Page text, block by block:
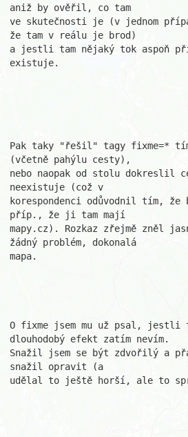
aniž by ověřil, co tam
ve skutečnosti je (v jednom
že tam v reálu je brod)
a jestli tam nějaký tok aspoň
existuje.
Pak taky "řešil" tagy fixme=*
(včetně pahýlu cesty),
nebo naopak od stolu dokreslil
neexistuje (což v
korespondenci odůvodnil tím, že
příp., že ji tam mají
mapy.cz). Rozkaz zřejmě zněl
žádný problém, dokonalá
mapa.
O fixme jsem mu už psal, jestli
dlouhodobý efekt zatím nevím.
Snažil jsem se být zdvořilý a
snažil opravit (a
udělal to ještě horší, ale to